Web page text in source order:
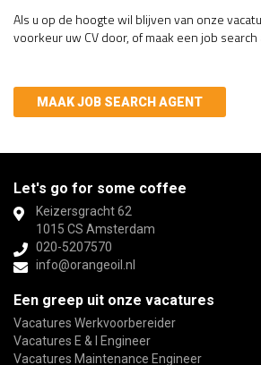
Als u op de hoogte wil blijven van onze
voorkeur uw CV door, of maak een job search
MAAK JOB SEARCH AGENT
Let's go for some coffee
Keizersgracht 62
1015 CS Amsterdam
020-5207570
info@orangeoil.nl
Een greep uit onze vacatures
Vacatures Werkvoorbereider
Vacatures E & I Engineer
Vacatures Maintenance Engineer